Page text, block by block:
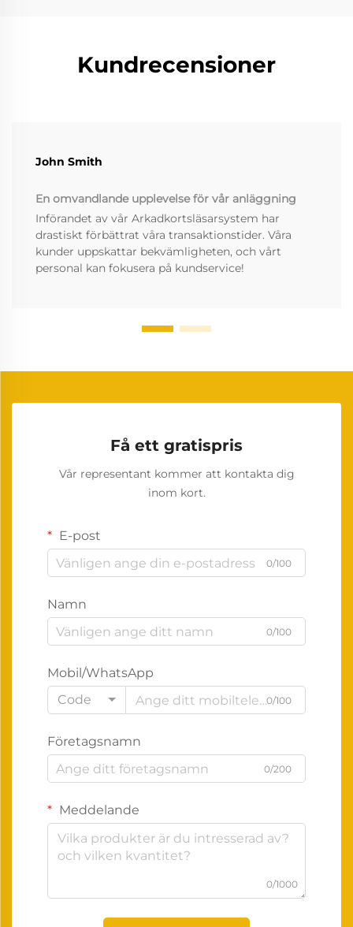
Kundrecensioner
John Smith
En omvandlande upplevelse för vår anläggning
Införandet av vår Arkadkortsläsarsystem har
drastiskt förbättrat våra transaktionstider. Våra
kunder uppskattar bekvämligheten, och vårt
personal kan fokusera på kundservice!
Få ett gratispris
Vår representant kommer att kontakta dig
inom kort.
E-post
0/100
Namn
0/100
Mobil/WhatsApp
Code
0/100
Företagsnamn
0/200
Meddelande
0/1000